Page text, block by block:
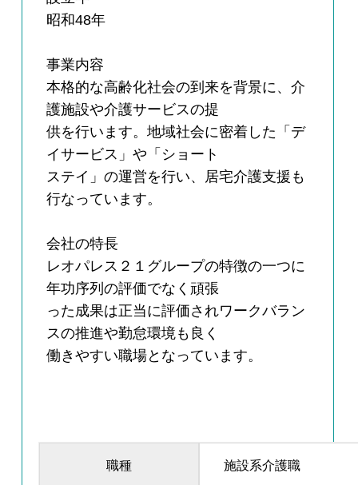
昭和48年
事業内容
本格的な高齢化社会の到来を背景に、介
護施設や介護サービスの提
供を行います。地域社会に密着した「デ
イサービス」や「ショート
ステイ」の運営を行い、居宅介護支援も
行なっています。
会社の特長
レオパレス２１グループの特徴の一つに
年功序列の評価でなく頑張
った成果は正当に評価されワークバラン
スの推進や勤怠環境も良く
働きやすい職場となっています。
職種 施設系介護職